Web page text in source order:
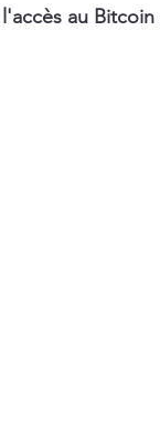
au Bitcoin